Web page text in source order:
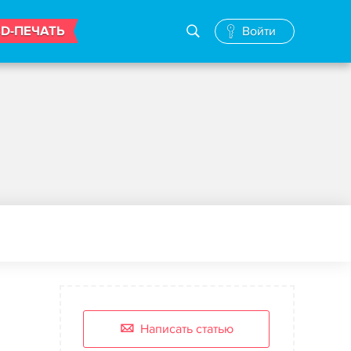
ПЕЧАТЬ Войти
Написать статью